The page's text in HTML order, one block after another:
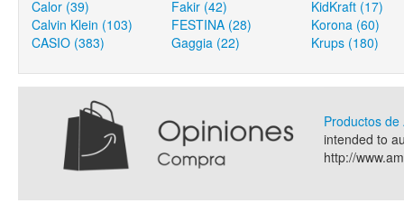
Calor (39)
Calvin Klein (103)
CASIO (383)
Fakir (42)
FESTINA (28)
Gaggia (22)
KidKraft (17)
Korona (60)
Krups (180)
Productos
intended to
http://